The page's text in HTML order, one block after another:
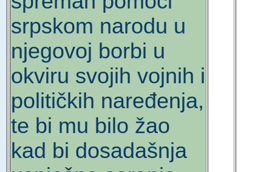
srpskom narodu u
njegovoj borbi u
okviru svojih vojnih i
političkih naređenja,
te bi mu bilo žao
kad bi dosadašnja